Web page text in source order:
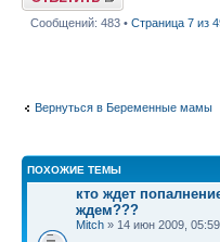
Сообщений: 483 • Страница 7 из
Вернуться в Беременные мамы
ПОХОЖИЕ ТЕМЫ
кто ждет
ждем???
Mitch » 14 июн 2009, 05:59